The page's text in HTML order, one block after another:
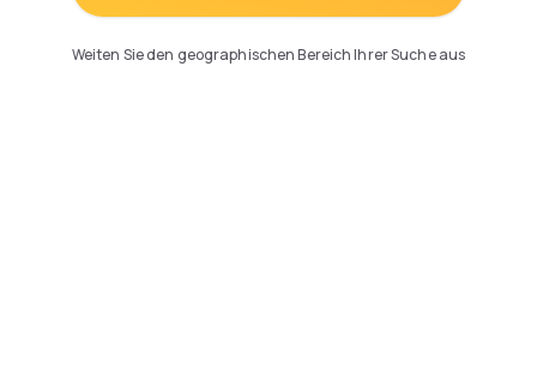
Weiten Sie den geographischen Bereich Ihrer Suche aus